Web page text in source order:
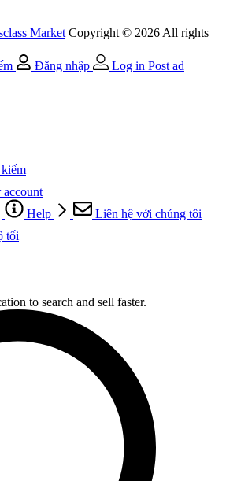
Market Copyright © 2026 All rights
Đăng nhập Log in Post ad
account
Help
Liên hệ với chúng tôi
tối
to search and sell faster.